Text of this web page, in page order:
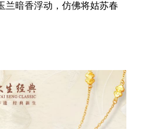
兰暗香浮动，仿佛将姑苏春